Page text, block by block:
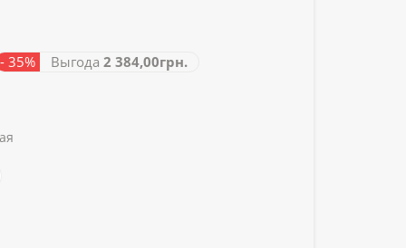
- 35% Выгода 2 384,00грн.